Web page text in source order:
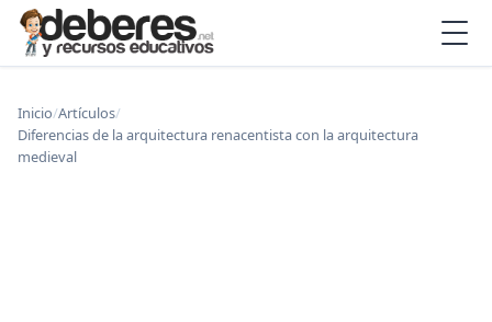
Inicio/Artículos/
Diferencias de la arquitectura renacentista con la arquitectura
medieval